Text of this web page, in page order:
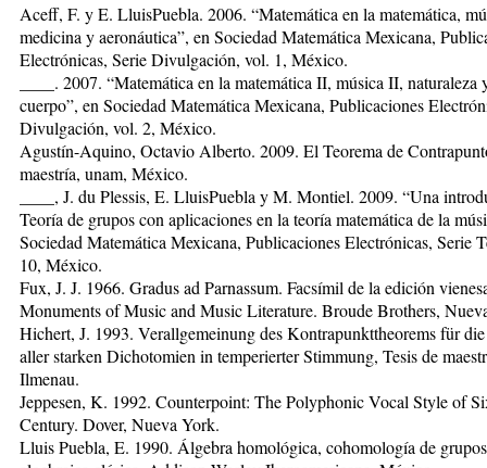
Aceff, F. y E. LluisPuebla. 2006. “Matemática en la matemática,
medicina y aeronáutica”, en Sociedad Matemática Mexicana,
Electrónicas, Serie Divulgación, vol. 1, México.
____. 2007. “Matemática en la matemática II, música II, naturaleza
cuerpo”, en Sociedad Matemática Mexicana, Publicaciones
Divulgación, vol. 2, México.
Agustín-Aquino, Octavio Alberto. 2009. El Teorema de
maestría, unam, México.
____, J. du Plessis, E. LluisPuebla y M. Montiel. 2009. “Una
Teoría de grupos con aplicaciones en la teoría matemática de la
Sociedad Matemática Mexicana, Publicaciones Electrónicas, Serie
10, México.
Fux, J. J. 1966. Gradus ad Parnassum. Facsímil de la edición
Monuments of Music and Music Literature. Broude Brothers,
Hichert, J. 1993. Verallgemeinung des Kontrapunkttheorems für
aller starken Dichotomien in temperierter Stimmung, Tesis de
Ilmenau.
Jeppesen, K. 1992. Counterpoint: The Polyphonic Vocal Style of
Century. Dover, Nueva York.
Lluis Puebla, E. 1990. Álgebra homológica, cohomología de